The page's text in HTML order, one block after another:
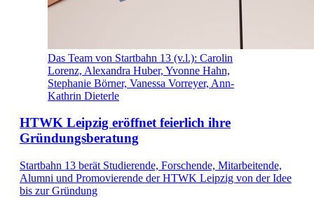
Das Team von Startbahn 13 (v.l.): Carolin
Lorenz, Alexandra Huber, Yvonne Hahn,
Stephanie Börner, Vanessa Vorreyer, Ann-
Kathrin Dieterle
HTWK Leipzig eröffnet feierlich ihre
Gründungsberatung
Startbahn 13 berät Studierende, Forschende, Mitarbeitende,
Alumni und Promovierende der HTWK Leipzig von der Idee
bis zur Gründung